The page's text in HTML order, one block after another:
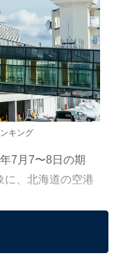
キング
7月7〜8日の期
に、北海道の空港
思う北海道の空